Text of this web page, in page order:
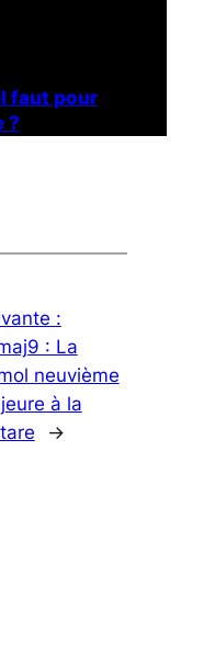
faut pour
?
:
: La
neuvième
à la
→